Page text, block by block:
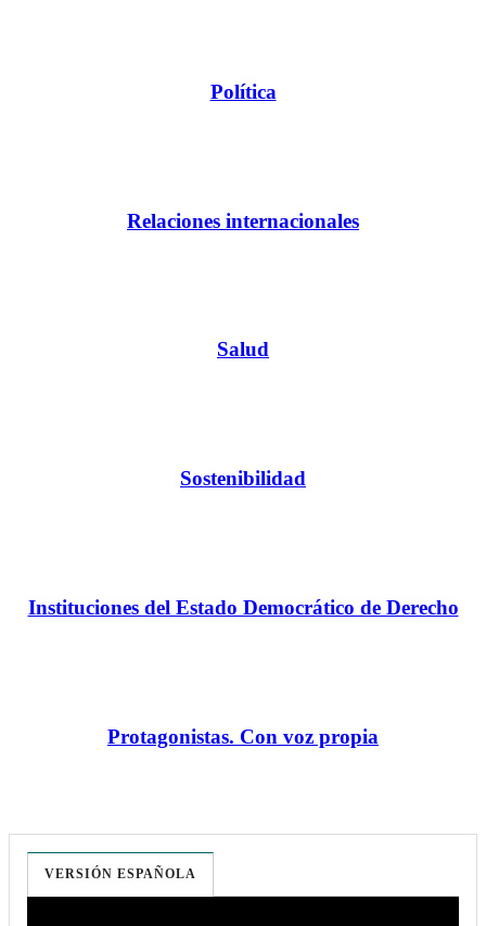
Política
Relaciones internacionales
Salud
Sostenibilidad
Instituciones del Estado Democrático de Derecho
Protagonistas. Con voz propia
VERSIÓN ESPAÑOLA